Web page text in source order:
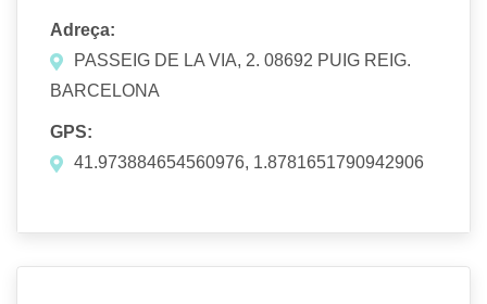
Adreça:
PASSEIG DE LA VIA, 2. 08692 PUIG REIG.
BARCELONA
GPS:
41.973884654560976, 1.8781651790942906